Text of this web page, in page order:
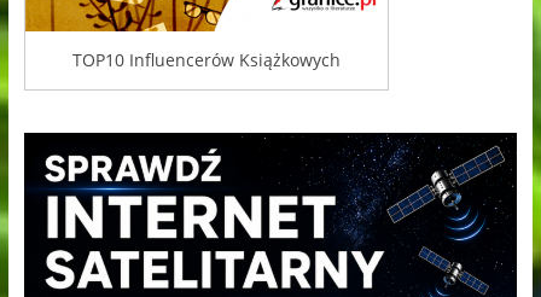
TOP10 Influencerów Książkowych